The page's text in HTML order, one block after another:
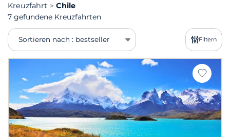
Kreuzfahrt
Chile
7 gefundene Kreuzfahrten
Sortieren nach : bestseller Filtern